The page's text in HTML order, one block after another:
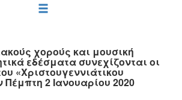
χορούς και μουσική
εδέσματα συνεχίζονται οι
«Χριστουγεννιάτικου
Πέμπτη 2 Ιανουαρίου 2020